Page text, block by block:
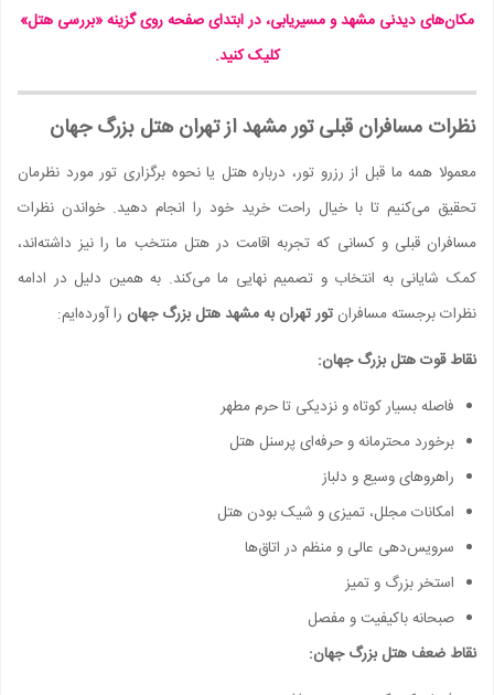
مکان‌های دیدنی مشهد و مسیریابی، در ابتدای صفحه روی گزینه «بررسی هتل»
کلیک کنید.
نظرات مسافران قبلی تور مشهد از تهران هتل بزرگ جهان
معمولا همه ما قبل از رزرو تور، درباره هتل یا نحوه برگزاری تور مورد نظرمان
تحقیق می‌کنیم تا با خیال راحت خرید خود را انجام دهید. خواندن نظرات
مسافران قبلی و کسانی که تجربه اقامت در هتل منتخب ما را نیز داشته‌اند،
کمک شایانی به انتخاب و تصمیم نهایی ما می‌کند. به همین دلیل در ادامه
نظرات برجسته مسافرانتور تهران به مشهد هتل بزرگ جهان را آورده‌ایم:
نقاط قوت هتل بزرگ جهان:
فاصله بسیار کوتاه و نزدیکی تا حرم مطهر
برخورد محترمانه و حرفه‌ای پرسنل هتل
راهروهای وسیع و دلباز
امکانات مجلل، تمیزی و شیک بودن هتل
سرویس‌دهی عالی و منظم در اتاق‌ها
استخر بزرگ و تمیز
صبحانه باکیفیت و مفصل
نقاط ضعف هتل بزرگ جهان: